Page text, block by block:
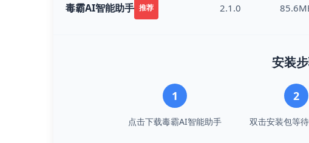
毒霸AI智能助手 推荐 2.1.0
安装
1
点击下载毒霸AI智能助手
2
双击安装包等